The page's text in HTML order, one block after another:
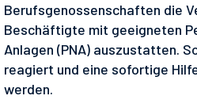
Berufsgenossenschaften die
Beschäftigte mit geeigneten
Anlagen (PNA) auszustatten.
reagiert und eine sofortige
werden.